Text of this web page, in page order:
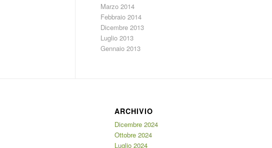
Marzo 2014
Febbraio 2014
Dicembre 2013
Luglio 2013
Gennaio 2013
ARCHIVIO
Dicembre 2024
Ottobre 2024
Luglio 2024